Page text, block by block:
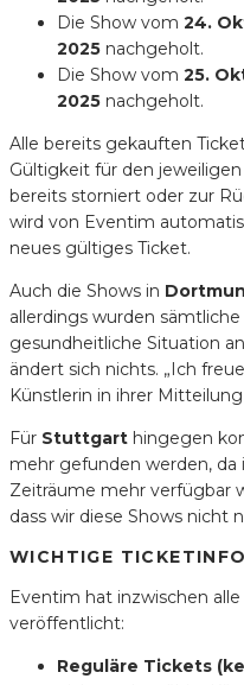
Die Show vom 24.
2025 nachgeholt.
Die Show vom 25.
2025 nachgeholt.
Alle bereits gekauften
Gültigkeit für den
bereits storniert oder zur
wird von Eventim
neues gültiges Ticket.
Auch die Shows in
allerdings wurden
gesundheitliche Situation
ändert sich nichts. „Ich
Künstlerin in ihrer Mitteilung
Für Stuttgart hingegen
mehr gefunden werden, da
Zeiträume mehr verfügbar
dass wir diese Shows nicht
WICHTIGE
Eventim hat inzwischen
veröffentlicht:
Reguläre Tickets